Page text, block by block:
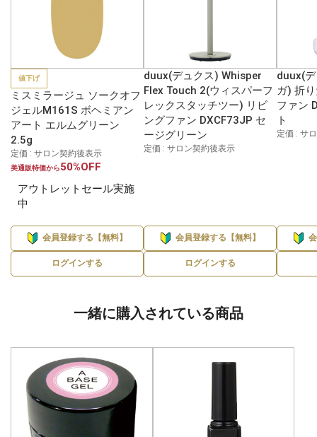
値下げ
ミスミラージュ ソークオフ
ジェルM161S ボヘミアン
アート エルムグリーン
2.5g
定価 : サロン契約後表示
美通販特価から50%OFF
アウトレットセール実施
中
会員登録する【無料】
ログインする
duux(デュクス) Whisper
Flex Touch 2(ウィスパーフ
レックスタッチツー) リビ
ングファン DXCF73JP セ
ージグリーン
定価 : サロン契約後表示
会員登録する【無料】
ログインする
duux(
ガ) 折
ファン
ト
定価 : サ
一緒に購入されている商品